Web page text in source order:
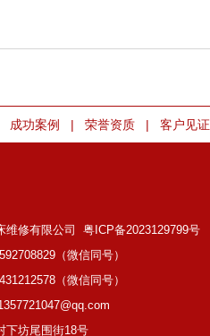
成功案例 | 荣誉资质 | 客户见证
维修有限公司 粤ICP备2023129799号
（微信同号）
（微信同号）
下坊尾围街18号